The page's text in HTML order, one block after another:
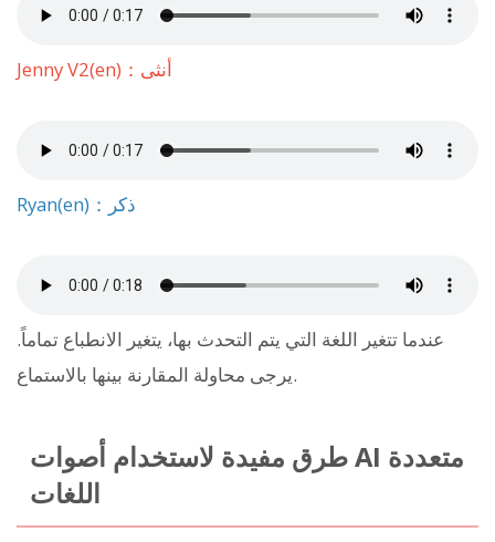
Jenny V2(en)：أنثى
Ryan(en)：ذكر
عندما تتغير اللغة التي يتم التحدث بها، يتغير الانطباع تماماً.
يرجى محاولة المقارنة بينها بالاستماع.
طرق مفيدة لاستخدام أصوات AI متعددة
اللغات